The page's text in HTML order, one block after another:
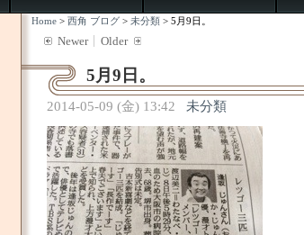
Home> 西角 ブログ> 未分類> 5月9日。
Newer Older
5月9日。
2014-05-09 (金) 13:42 未分類